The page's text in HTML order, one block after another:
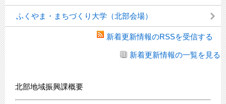
ふくやま・まちづくり大学（北部会場）
新着更新情報のRSSを受信する
新着更新情報の一覧を見る
北部地域振興課概要